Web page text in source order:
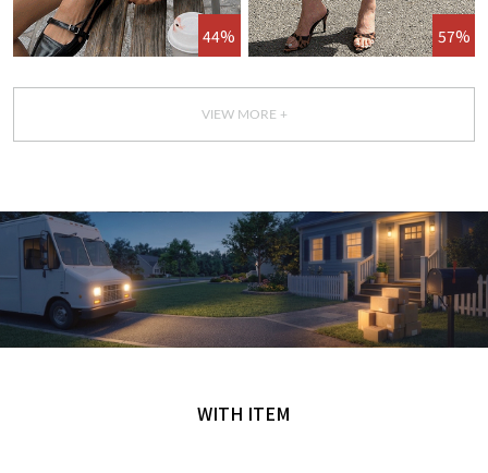
44% 57%
VIEW MORE +
GET IT TODAY
WITH ITEM